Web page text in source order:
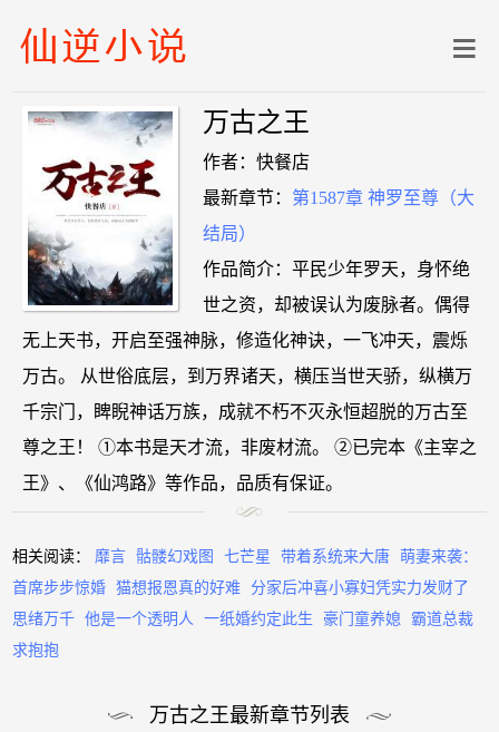
万古之王
作者：快餐店
最新章节： 第1587章 神罗至尊（大
结局）
作品简介：平民少年罗天，身怀绝
世之资，却被误认为废脉者。偶得
无上天书，开启至强神脉，修造化神诀，一飞冲天，震烁
万古。 从世俗底层，到万界诸天，横压当世天骄，纵横万
千宗门，睥睨神话万族，成就不朽不灭永恒超脱的万古至
尊之王！ ①本书是天才流，非废材流。 ②已完本《主宰之
王》、《仙鸿路》等作品，品质有保证。
相关阅读： 靡言 骷髅幻戏图 七芒星 带着系统来大唐
萌妻来袭：
首席步步惊婚
猫想报恩真的好难
分家后冲喜小寡妇凭实力发财了
思绪万千
他是一个透明人 一纸婚约定此生 豪门童养媳
霸道总裁
求抱抱
万古之王最新章节列表